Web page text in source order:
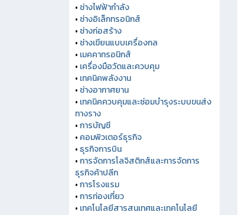
• ช่างไฟฟ้ากำลัง
• ช่างอิเล็กทรอนิกส์
• ช่างก่อสร้าง
• ช่างเขียนแบบเครื่องกล
• เมคคาทรอนิกส์
• เครื่องมือวัดและควบคุม
• เทคนิคพลังงาน
• ช่างอากาศยาน
• เทคนิคควบคุมและซ่อมบำรุงระบบขนส่ง
ทางราง
•การบัญชี
• คอมพิวเตอร์ธุรกิจ
• ธุรกิจการบิน
•การจัดการโลจิสติกส์และการจัดการ
ธุรกิจค้าปลีก
•การโรงแรม
•การท่องเที่ยว
• เทคโนโลยีสารสนเทศและเทคโนโลยี